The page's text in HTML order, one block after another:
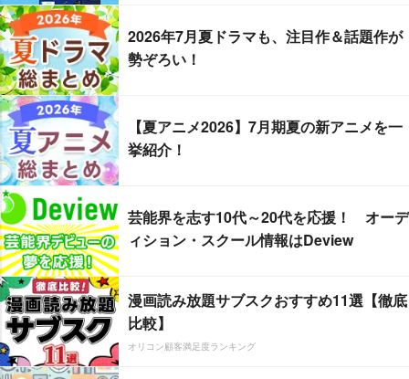
2026年7月夏ドラマも、注目作＆話題作が
勢ぞろい！
【夏アニメ2026】7月期夏の新アニメを一
挙紹介！
芸能界を志す10代～20代を応援！ オーデ
ィション・スクール情報はDeview
漫画読み放題サブスクおすすめ11選【徹底
比較】
オリコン顧客満足度ランキング